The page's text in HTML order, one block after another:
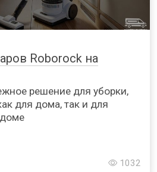
Roborock на
решение для уборки,
для дома, так и для
1032